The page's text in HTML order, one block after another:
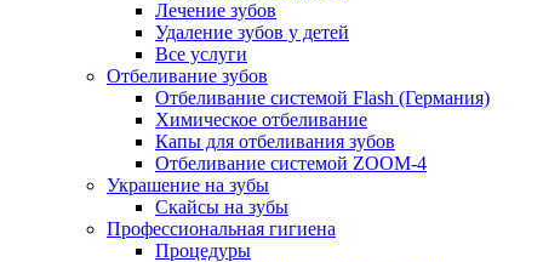
Лечение зубов
Удаление зубов у детей
Все услуги
Отбеливание зубов
Отбеливание системой Flash (Германия)
Химическое отбеливание
Капы для отбеливания зубов
Отбеливание системой ZOOM-4
Украшение на зубы
Скайсы на зубы
Профессиональная гигиена
Процедуры